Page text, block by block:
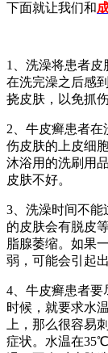
下面就让我们和
1、洗澡将患者
在洗完澡之后感
挠皮肤，以免抓
2、牛皮癣患者
伤皮肤的上皮细
沐浴用的洗刷用
皮肤不好。
3、洗澡时间不
的皮肤会有脱皮
脂腺萎缩。如果
弱，可能会引起出
4、牛皮癣患者要
时候，就要求水
上，那么很容易
症状。水温在